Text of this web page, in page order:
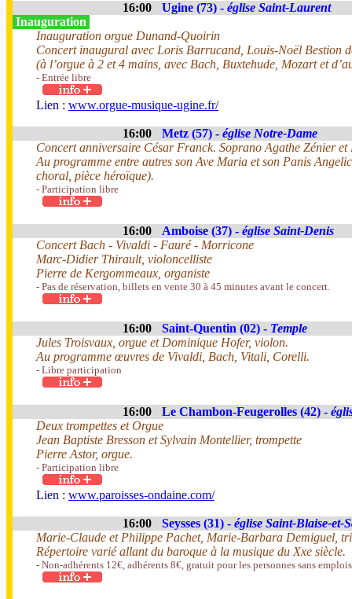
16:00 Ugine (73) - église Saint-Laurent
Inauguration
Inauguration orgue Dunand-Quoirin
Concert inaugural avec Loris Barrucand, Louis-Noël Bestion
(à l’orgue à 2 et 4 mains, avec Bach, Buxtehude, Mozart et
- Entrée libre
Lien : www.orgue-musique-ugine.fr/
16:00 Metz (57) - église Notre-Dame
Concert anniversaire César Franck. Soprano Agathe Zénier
Au programme entre autres son Ave Maria et son Panis
choral, pièce héroïque).
- Participation libre
16:00 Amboise (37) - église Saint-Denis
Concert Bach - Vivaldi - Fauré - Morricone
Marc-Didier Thirault, violoncelliste
Pierre de Kergommeaux, organiste
- Pas de réservation, billets en vente 30 à 45 minutes avant le concert.
16:00 Saint-Quentin (02) - Temple
Jules Troisvaux, orgue et Dominique Hofer, violon.
Au programme œuvres de Vivaldi, Bach, Vitali, Corelli.
- Libre participation
16:00 Le Chambon-Feugerolles (42) -
Deux trompettes et Orgue
Jean Baptiste Bresson et Sylvain Montellier, trompette
Pierre Astor, orgue.
- Participation libre
Lien : www.paroisses-ondaine.com/
16:00 Seysses (31) - église Saint-Blaise-et-
Marie-Claude et Philippe Pachet, Marie-Barbara Demiguel,
Répertoire varié allant du baroque à la musique du Xxe siècle.
- Non-adhérents 12€, adhérents 8€, gratuit pour les personnes sans